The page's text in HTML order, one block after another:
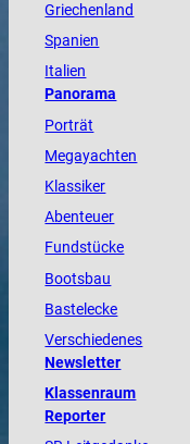
Griechenland
Spanien
Italien
Panorama
Porträt
Megayachten
Klassiker
Abenteuer
Fundstücke
Bootsbau
Bastelecke
Verschiedenes
Newsletter
Klassenraum
Reporter